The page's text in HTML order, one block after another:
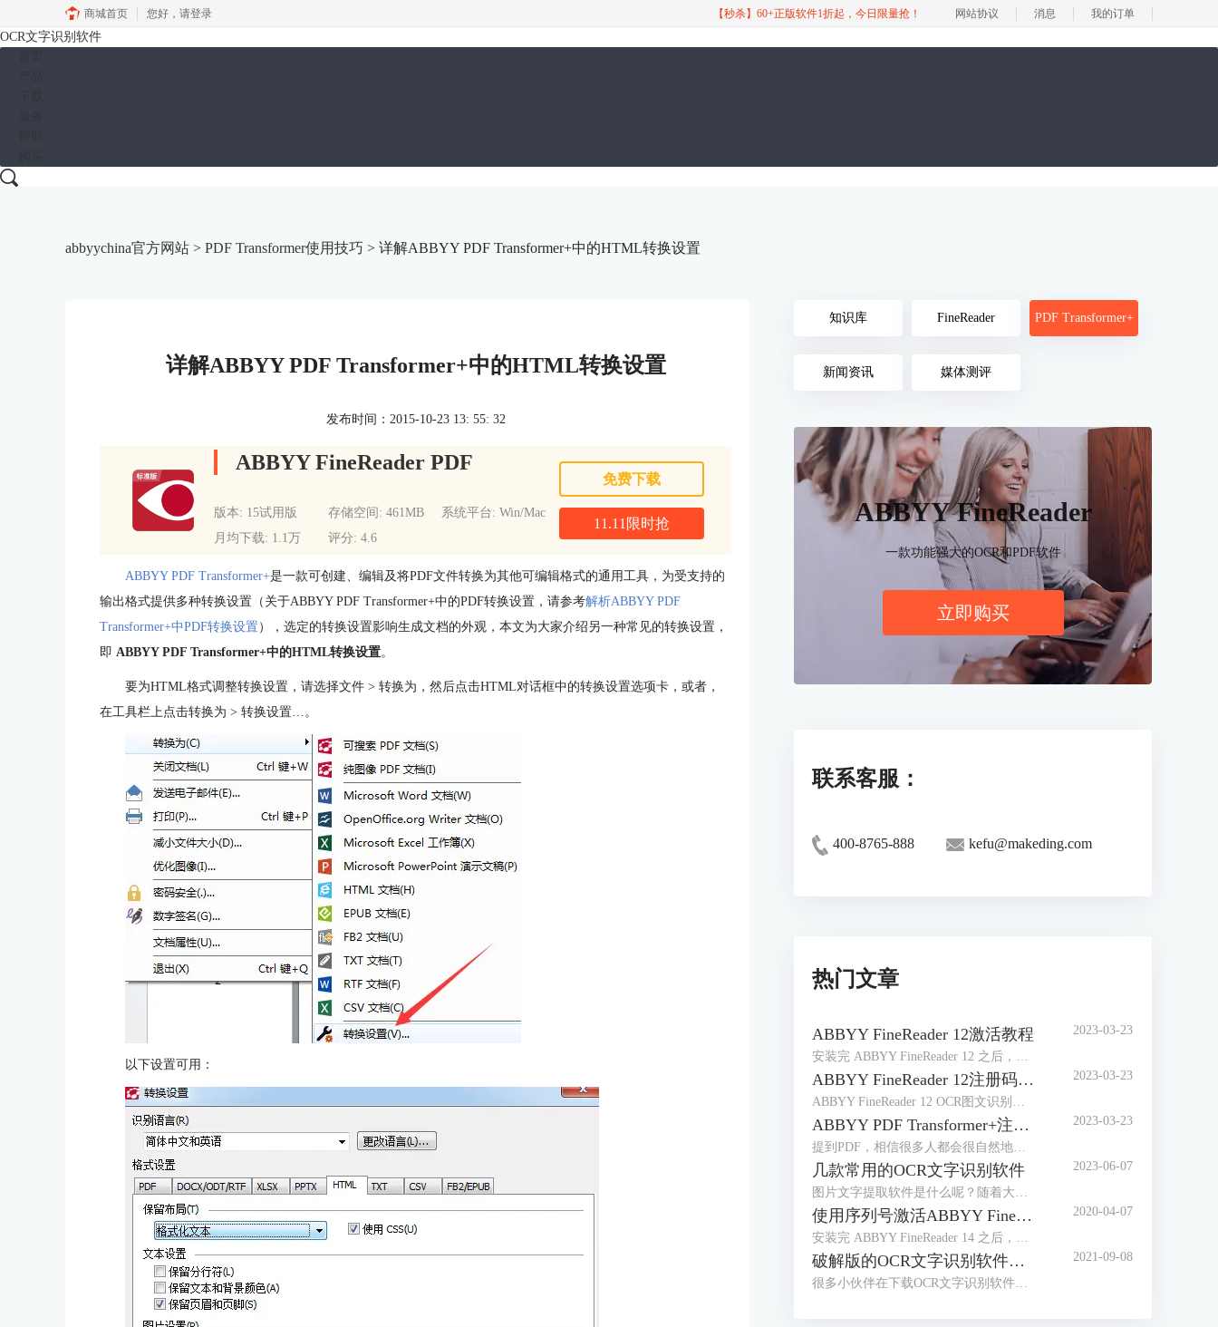
商城首页 您好， 请登录 【秒杀】60+正版软件1折起，今日限量抢！ 网站协议 消息 我的订单
OCR文字识别软件
abbyychina官方网站 > PDF Transformer使用技巧 > 详解ABBYY PDF Transformer+中的HTML转换设置
详解ABBYY PDF Transformer+中的HTML转换设置
发布时间：2015-10-23 13: 55: 32
ABBYY FineReader PDF
版本: 15试用版 存储空间: 461MB
系统平台: Win/Mac
月均下载: 1.1万
评分: 4.6
免费下载
11.11限时抢
ABBYY PDF Transformer+是一款可创建、编辑及将PDF文件转换为其他可编辑格式的通用工具，为受支持的
输出格式提供多种转换设置（关于ABBYY PDF Transformer+中的PDF转换设置，请参考解析ABBYY PDF
Transformer+中PDF转换设置），选定的转换设置影响生成文档的外观，本文为大家介绍另一种常见的转换设置，
即 ABBYY PDF Transformer+中的HTML转换设置。
要为HTML格式调整转换设置，请选择文件 > 转换为，然后点击HTML对话框中的转换设置选项卡，或者，
在工具栏上点击转换为 > 转换设置…。
以下设置可用：
知识库 FineReader PDF Transformer+
新闻资讯 媒体测评
ABBYY FineReader
一款功能强大的OCR和PDF软件
立即购买
联系客服：
400-8765-888 kefu@makeding.com
热门文章
ABBYY FineReader 12激活教程 2023-03-23
ABBYY FineReader 12注册码-激活码-序列号地址 2023-03-23
ABBYY PDF Transformer+注册码-激活码-序列号地址 2023-03-23
几款常用的OCR文字识别软件 2023-06-07
使用序列号激活ABBYY FineReader 14 2020-04-07
破解版的OCR文字识别软件，带来了太多安全问题 2021-09-08